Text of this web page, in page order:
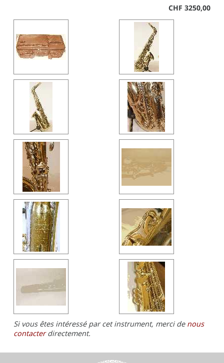
CHF 3250,00
Si vous êtes intéressé par cet instrument, merci de nous
contacterdirectement.